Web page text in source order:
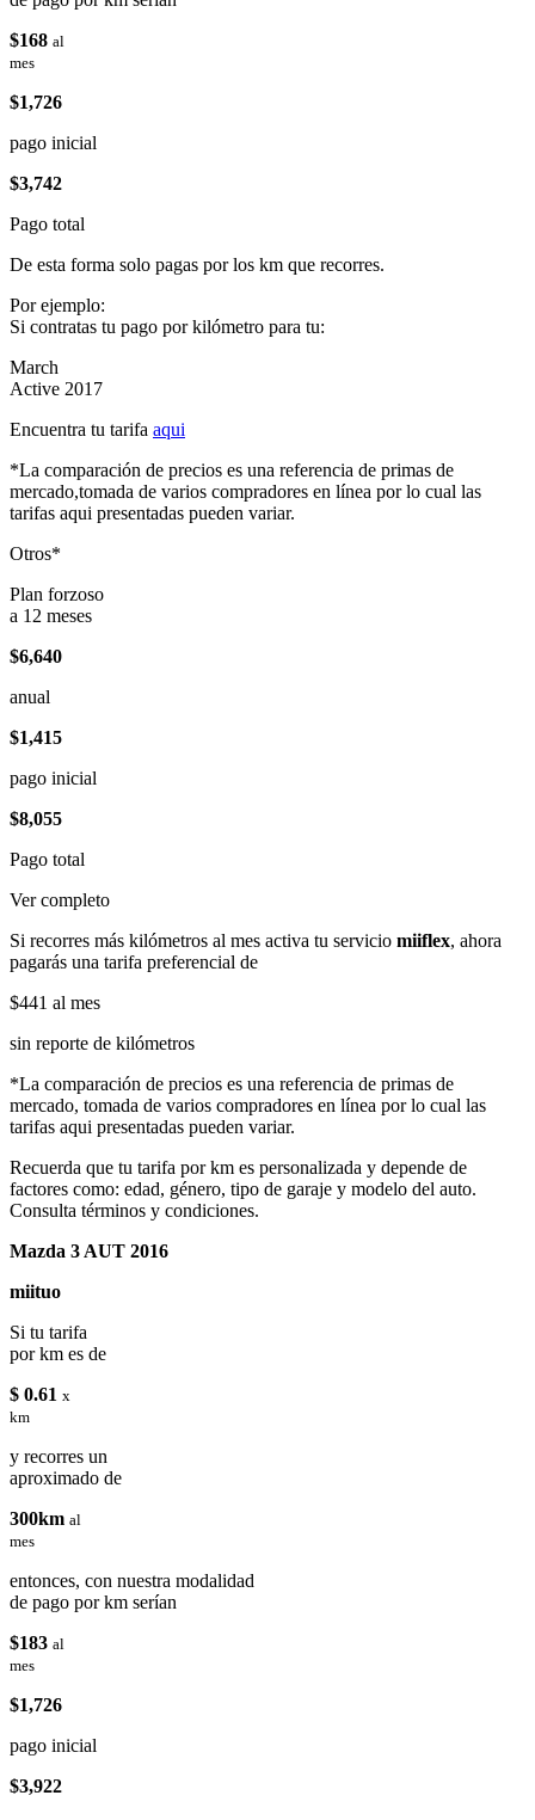
$168 al
mes
$1,726
pago inicial
$3,742
Pago total
De esta forma solo pagas por los km que recorres.
Por ejemplo:
Si contratas tu pago por kilómetro para tu:
March
Active 2017
Encuentra tu tarifa aqui
*La comparación de precios es una referencia de primas de
mercado,tomada de varios compradores en línea por lo cual las
tarifas aqui presentadas pueden variar.
Otros*
Plan forzoso
a 12 meses
$6,640
anual
$1,415
pago inicial
$8,055
Pago total
Ver completo
Si recorres más kilómetros al mes activa tu servicio miiflex, ahora
pagarás una tarifa preferencial de
$441 al mes
sin reporte de kilómetros
*La comparación de precios es una referencia de primas de
mercado, tomada de varios compradores en línea por lo cual las
tarifas aqui presentadas pueden variar.
Recuerda que tu tarifa por km es personalizada y depende de
factores como: edad, género, tipo de garaje y modelo del auto.
Consulta términos y condiciones.
Mazda 3 AUT 2016
miituo
Si tu tarifa
por km es de
$ 0.61 x
km
y recorres un
aproximado de
300km al
mes
entonces, con nuestra modalidad
de pago por km serían
$183 al
mes
$1,726
pago inicial
$3,922